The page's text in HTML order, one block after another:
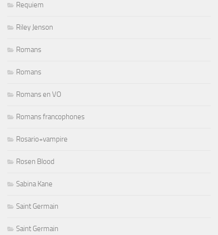
Requiem
Riley Jenson
Romans
Romans
Romans en VO
Romans francophones
Rosario+vampire
Rosen Blood
Sabina Kane
Saint Germain
Saint Germain